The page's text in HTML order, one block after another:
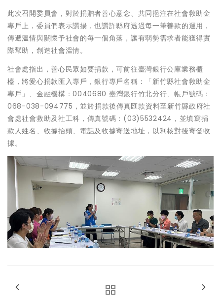
此次召開委員會，對於捐贈者善心意念、共同挹注在社會救助金
專戶上，委員們表示讚揚，也讚許縣府透過每一筆善款的運用，
傳遞溫情與關懷予社會的每一個角落，讓有弱勢需求者能獲得實
際幫助，創造社會溫情。
社會處指出，善心民眾如要捐款，可前往臺灣銀行公庫業務櫃
檯，將愛心捐款匯入專戶，銀行專戶名稱：「新竹縣社會救助金
專戶」、金融機構：0040680 臺灣銀行竹北分行、帳戶號碼：
068-038-094775，並於捐款後傳真匯款資料至新竹縣政府社
會處社會救助及社工科，傳真號碼：(03)5532424，並填寫捐
款人姓名、收據抬頭、電話及收據寄送地址，以利核對後寄發收
據。